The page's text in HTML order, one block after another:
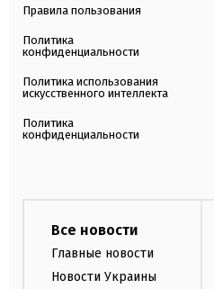
Правила пользования
Политика
конфиденциальности
Политика использования
искусственного интеллекта
Политика
конфиденциальности
Все новости
Главные новости
Новости Украины